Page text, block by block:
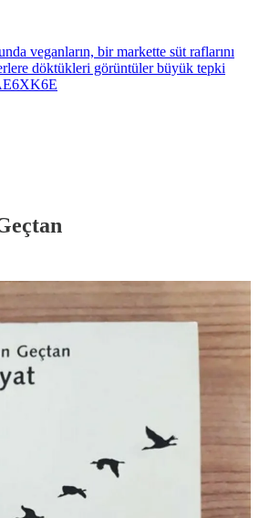
veganların, bir markette süt raflarını
döktükleri görüntüler büyük tepki